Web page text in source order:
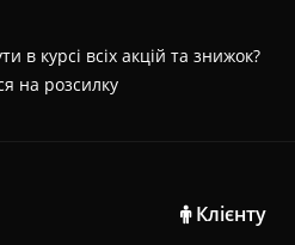
в курсі всіх акцій та знижок?
на розсилку
Клієнту